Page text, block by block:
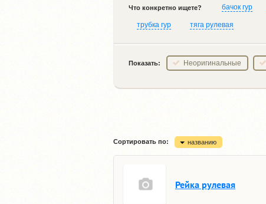
Что конкретно ищете? бачок гур
трубка гур тяга рулевая
Показать: Неоригинальные
Сортировать по: названию
Рейка рулевая